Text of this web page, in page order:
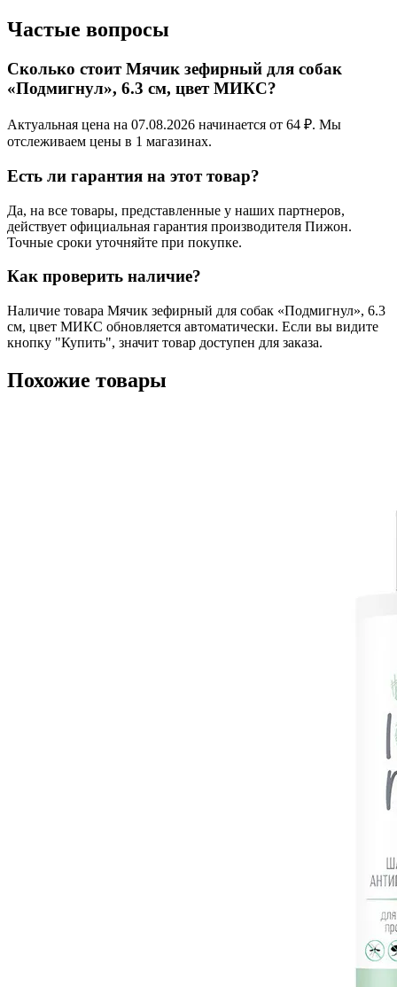
Частые вопросы
Сколько стоит Мячик зефирный для собак
«Подмигнул», 6.3 см, цвет МИКС?
Актуальная цена на 07.08.2026 начинается от 64 ₽. Мы
отслеживаем цены в 1 магазинах.
Есть ли гарантия на этот товар?
Да, на все товары, представленные у наших партнеров,
действует официальная гарантия производителя Пижон.
Точные сроки уточняйте при покупке.
Как проверить наличие?
Наличие товара Мячик зефирный для собак «Подмигнул», 6.3
см, цвет МИКС обновляется автоматически. Если вы видите
кнопку "Купить", значит товар доступен для заказа.
Похожие товары